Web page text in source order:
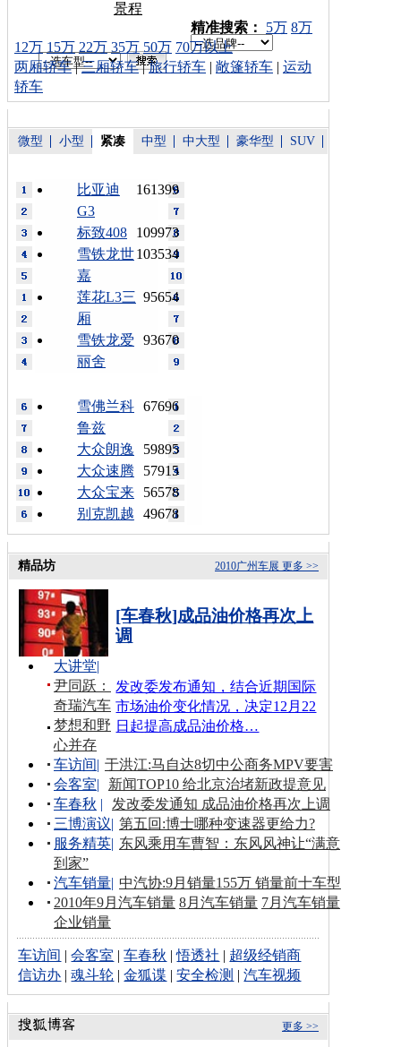
景程
车型搜索：
精准搜索： 5万 8万
12万 15万 22万 35万 50万 70万以上
两厢轿车|三厢轿车|旅行轿车 | 敞篷轿车 | 运动
轿车
微型 小型 紧凑 中型 中大型 豪华型 SUV
161399
比亚迪
G3
109973
标致408
103534
雪铁龙世
嘉
95654
莲花L3三
厢
93670
雪铁龙爱
丽舍
67696
雪佛兰科
鲁兹
59895
大众朗逸
57915
大众速腾
56578
大众宝来
49678
别克凯越
更多 >>
2010广州车展
精品坊
[车春秋]成品油价格再次上
调
发改委发布通知，结合近期国际
市场油价变化情况，决定12月22
日起提高成品油价格…
大讲堂|
尹同跃：
奇瑞汽车
梦想和野
心并存
车访间| 于洪江:马自达8切中公商务MPV要害
会客室|
新闻TOP10 给北京治堵新政提意见
车春秋 |
发改委发通知 成品油价格再次上调
三博演议| 第五回:博士哪种变速器更给力?
服务精英| 东风乘用车曹智：东风风神让“满意
到家”
汽车销量| 中汽协:9月销量155万 销量前十车型
2010年9月汽车销量 8月汽车销量 7月汽车销量
企业销量
车访间 |会客室 |车春秋 |悟透社 | 超级经销商
信访办 |魂斗轮 |金狐谍 |安全检测 |汽车视频
更多 >>